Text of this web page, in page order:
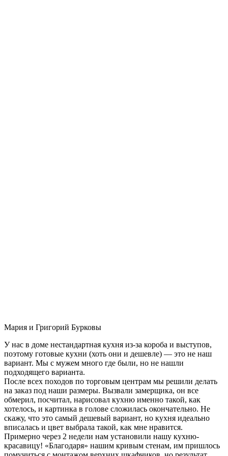
Мария и Григорий Бурковы
У нас в доме нестандартная кухня из-за короба и выступов,
поэтому готовые кухни (хоть они и дешевле) — это не наш
вариант. Мы с мужем много где были, но не нашли
подходящего варианта.
После всех походов по торговым центрам мы решили делать
на заказ под наши размеры. Вызвали замерщика, он все
обмерил, посчитал, нарисовал кухню именно такой, как
хотелось, и картинка в голове сложилась окончательно. Не
скажу, что это самый дешевый вариант, но кухня идеально
вписалась и цвет выбрала такой, как мне нравится.
Примерно через 2 недели нам установили нашу кухню-
красавицу! «Благодаря» нашим кривым стенам, им пришлось